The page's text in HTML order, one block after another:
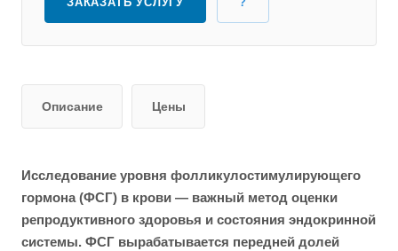
Описание Цены
Исследование уровня фолликулостимулирующего
гормона (ФСГ) в крови — важный метод оценки
репродуктивного здоровья и состояния эндокринной
системы. ФСГ вырабатывается передней долей